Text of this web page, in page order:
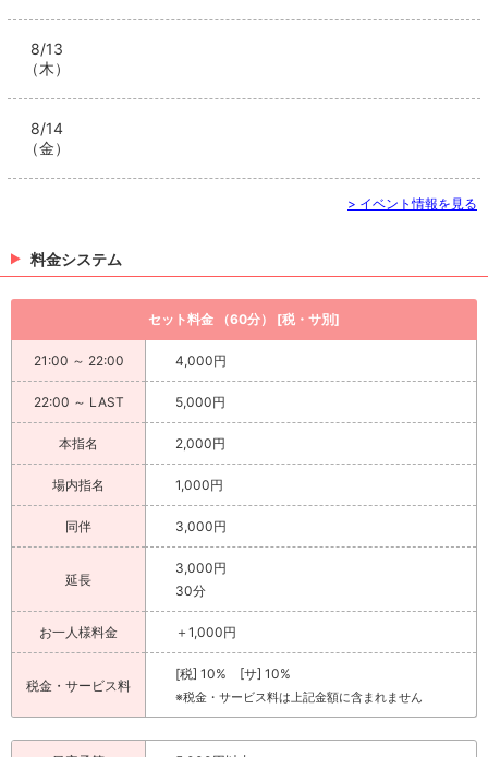
8/13
（木）
8/14
（金）
> イベント情報を見る
料金システム
セット料金 （60分） [税・サ別]
21:00 ～ 22:00 4,000円
22:00 ～ LAST 5,000円
本指名 2,000円
場内指名 1,000円
同伴 3,000円
延長
3,000円
30分
お一人様料金 ＋1,000円
税金・サービス料
[税] 10% [サ] 10%
※税金・サービス料は上記金額に含まれません